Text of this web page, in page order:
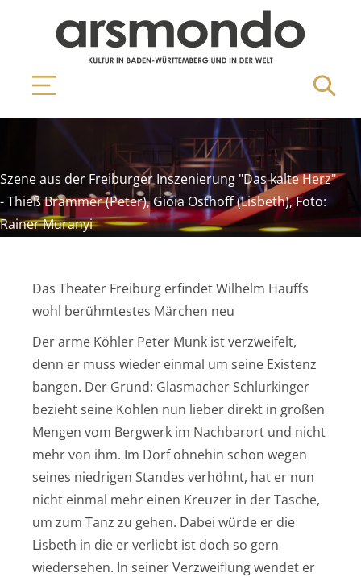
Szene aus der Freiburger Inszenierung "Das kalte Herz"
- Thieß Brammer (Peter), Gioia Osthoff (Lisbeth), Foto:
Rainer Muranyi
Das Theater Freiburg erfindet Wilhelm Hauffs
wohl berühmtestes Märchen neu
Der arme Köhler Peter Munk ist verzweifelt,
denn er muss wieder einmal um seine Existenz
bangen. Der Grund: Glasmacher Schlurkinger
bezieht seine Kohlen nun lieber direkt in großen
Mengen vom Bergwerk im Nachbarort und nicht
mehr von ihm. Im Dorf ohnehin schon wegen
seines niedrigen Standes verhöhnt, hat er nun
nicht einmal mehr einen Kreuzer in der Tasche,
um zum Tanz zu gehen. Dabei würde er die
Lisbeth in die er verliebt ist doch so gern
wiedersehen. In seiner Verzweiflung wendet er